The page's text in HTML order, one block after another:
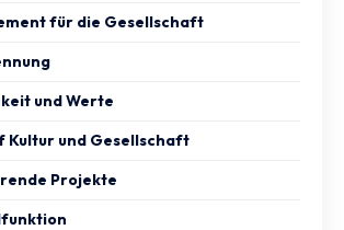
für die Gesellschaft
und Werte
Kultur und Gesellschaft
Projekte